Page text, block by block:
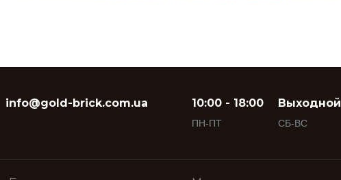
info@gold-brick.com.ua 10:00 - 18:00
ПН-ПТ
Выходной
СБ-ВС